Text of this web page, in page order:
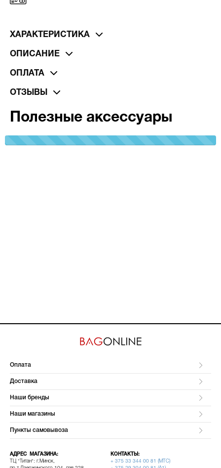
ХАРАКТЕРИСТИКА
ОПИСАНИЕ
ОПЛАТА
ОТЗЫВЫ
Полезные аксессуары
100%
Оплата
Доставка
Наши бренды
Наши магазины
Пункты самовывоза
АДРЕС МАГАЗИНА:
ТЦ "Титан": г.Минск,
КОНТАКТЫ:
+ 375 33 344 00 81 (МТС)